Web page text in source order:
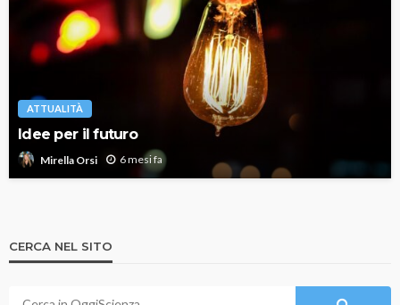
ATTUALITÀ
Idee per il futuro
Mirella Orsi 6 mesi fa
CERCA NEL SITO